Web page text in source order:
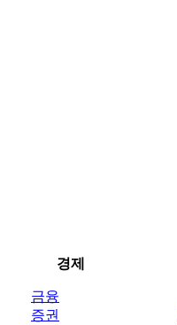
경제
금융
증권